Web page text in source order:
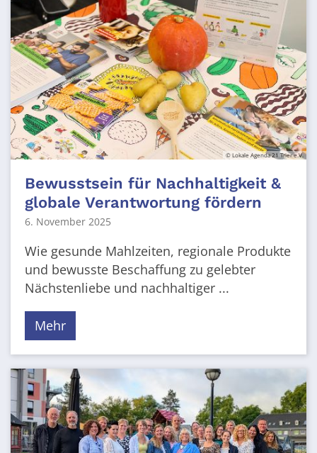
© Lokale Agenda 21 Trier e.V.
Bewusstsein für Nachhaltigkeit &
globale Verantwortung fördern
6. November 2025
Wie gesunde Mahlzeiten, regionale Produkte
und bewusste Beschaffung zu gelebter
Nächstenliebe und nachhaltiger ...
Mehr